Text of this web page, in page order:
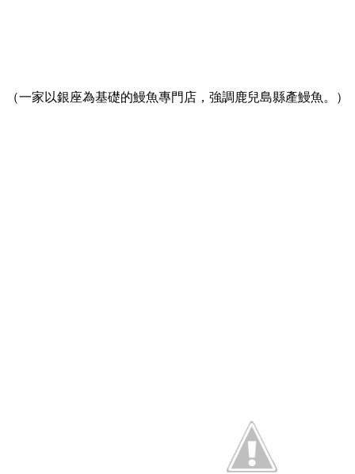
（一家以銀座為基礎的鰻魚專門店，強調鹿兒島縣產鰻魚。）